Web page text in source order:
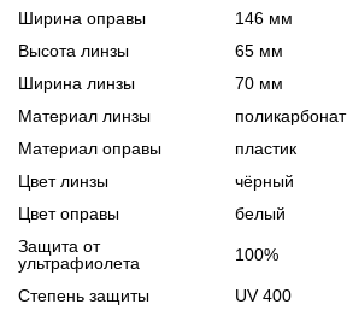
Ширина оправы
146 мм
Высота линзы
65 мм
Ширина линзы
70 мм
Материал линзы
поликарбонат
Материал оправы
пластик
Цвет линзы
чёрный
Цвет оправы
белый
Защита от
ультрафиолета
100%
Степень защиты
UV 400